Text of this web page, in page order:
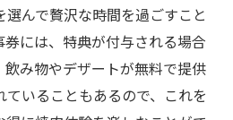
んで贅沢な時間を過ごすこと
には、特典が付与される場合
み物やデザートが無料で提供
いることもあるので、これを